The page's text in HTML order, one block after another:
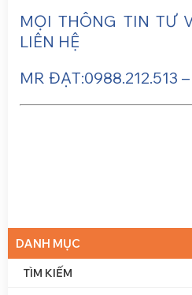
MỌI THÔNG TIN TƯ
LIÊN HỆ
MR ĐẠT:0988.212.513
DANH MỤC
TÌM KIẾM